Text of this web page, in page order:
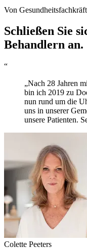
Von
Schließen Sie
Behandlern an.
“
„Nach 28 Jahren
bin ich 2019 zu
nun rund um die
uns in unserer
unsere Patienten.
Colette Peeters